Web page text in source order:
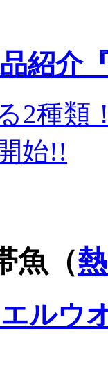
紹介
2種類
始!!
魚（
ルウ